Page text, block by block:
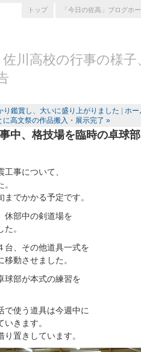
佐川高校の行事の様子
トップ 「今日の佐高」ブログホ
鑑賞し、大いに盛り上がりました ホー
に高文祭の作品搬入・展示完了 »
中、格技場を臨時の卓球
事について、
でかかる予定です。
休部中の剣道場を
。
台、その他道具一式を
動させました。
球部が本式の練習を
で使う道具は今週中に
きます。
置きしています。